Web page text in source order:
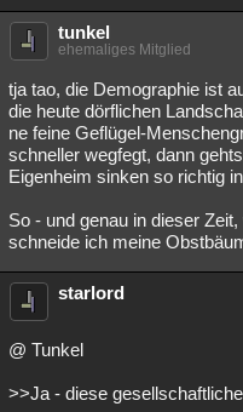
tunkel
ehemaliges Mitglied
tja tao, die Demographie ist
die heute dörflichen
ne feine Geflügel-
schneller wegfegt, dann
Eigenheim sinken so richtig
So - und genau in dieser
schneide ich meine
starlord
@ Tunkel
>>Ja - diese